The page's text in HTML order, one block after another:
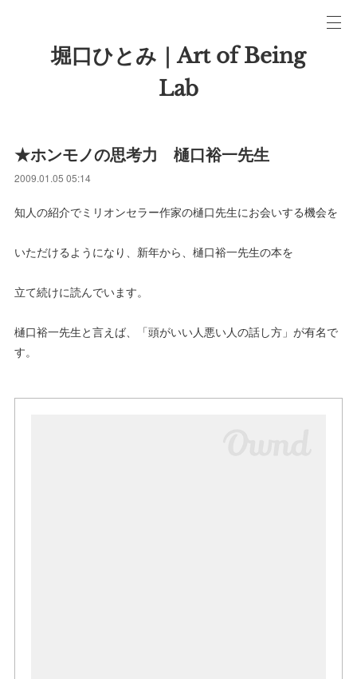
堀口ひとみ｜Art of Being
Lab
★ホンモノの思考力 樋口裕一先生
2009.01.05 05:14
知人の紹介でミリオンセラー作家の樋口先生にお会いする機会を
いただけるようになり、新年から、樋口裕一先生の本を
立て続けに読んでいます。
樋口裕一先生と言えば、「頭がいい人悪い人の話し方」が有名で
す。